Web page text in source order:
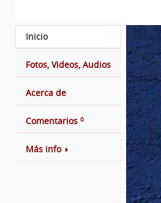
Inicio
Fotos, Videos, Audios
Acerca de
Comentarios 0
Más info